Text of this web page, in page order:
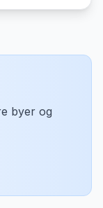
byer og